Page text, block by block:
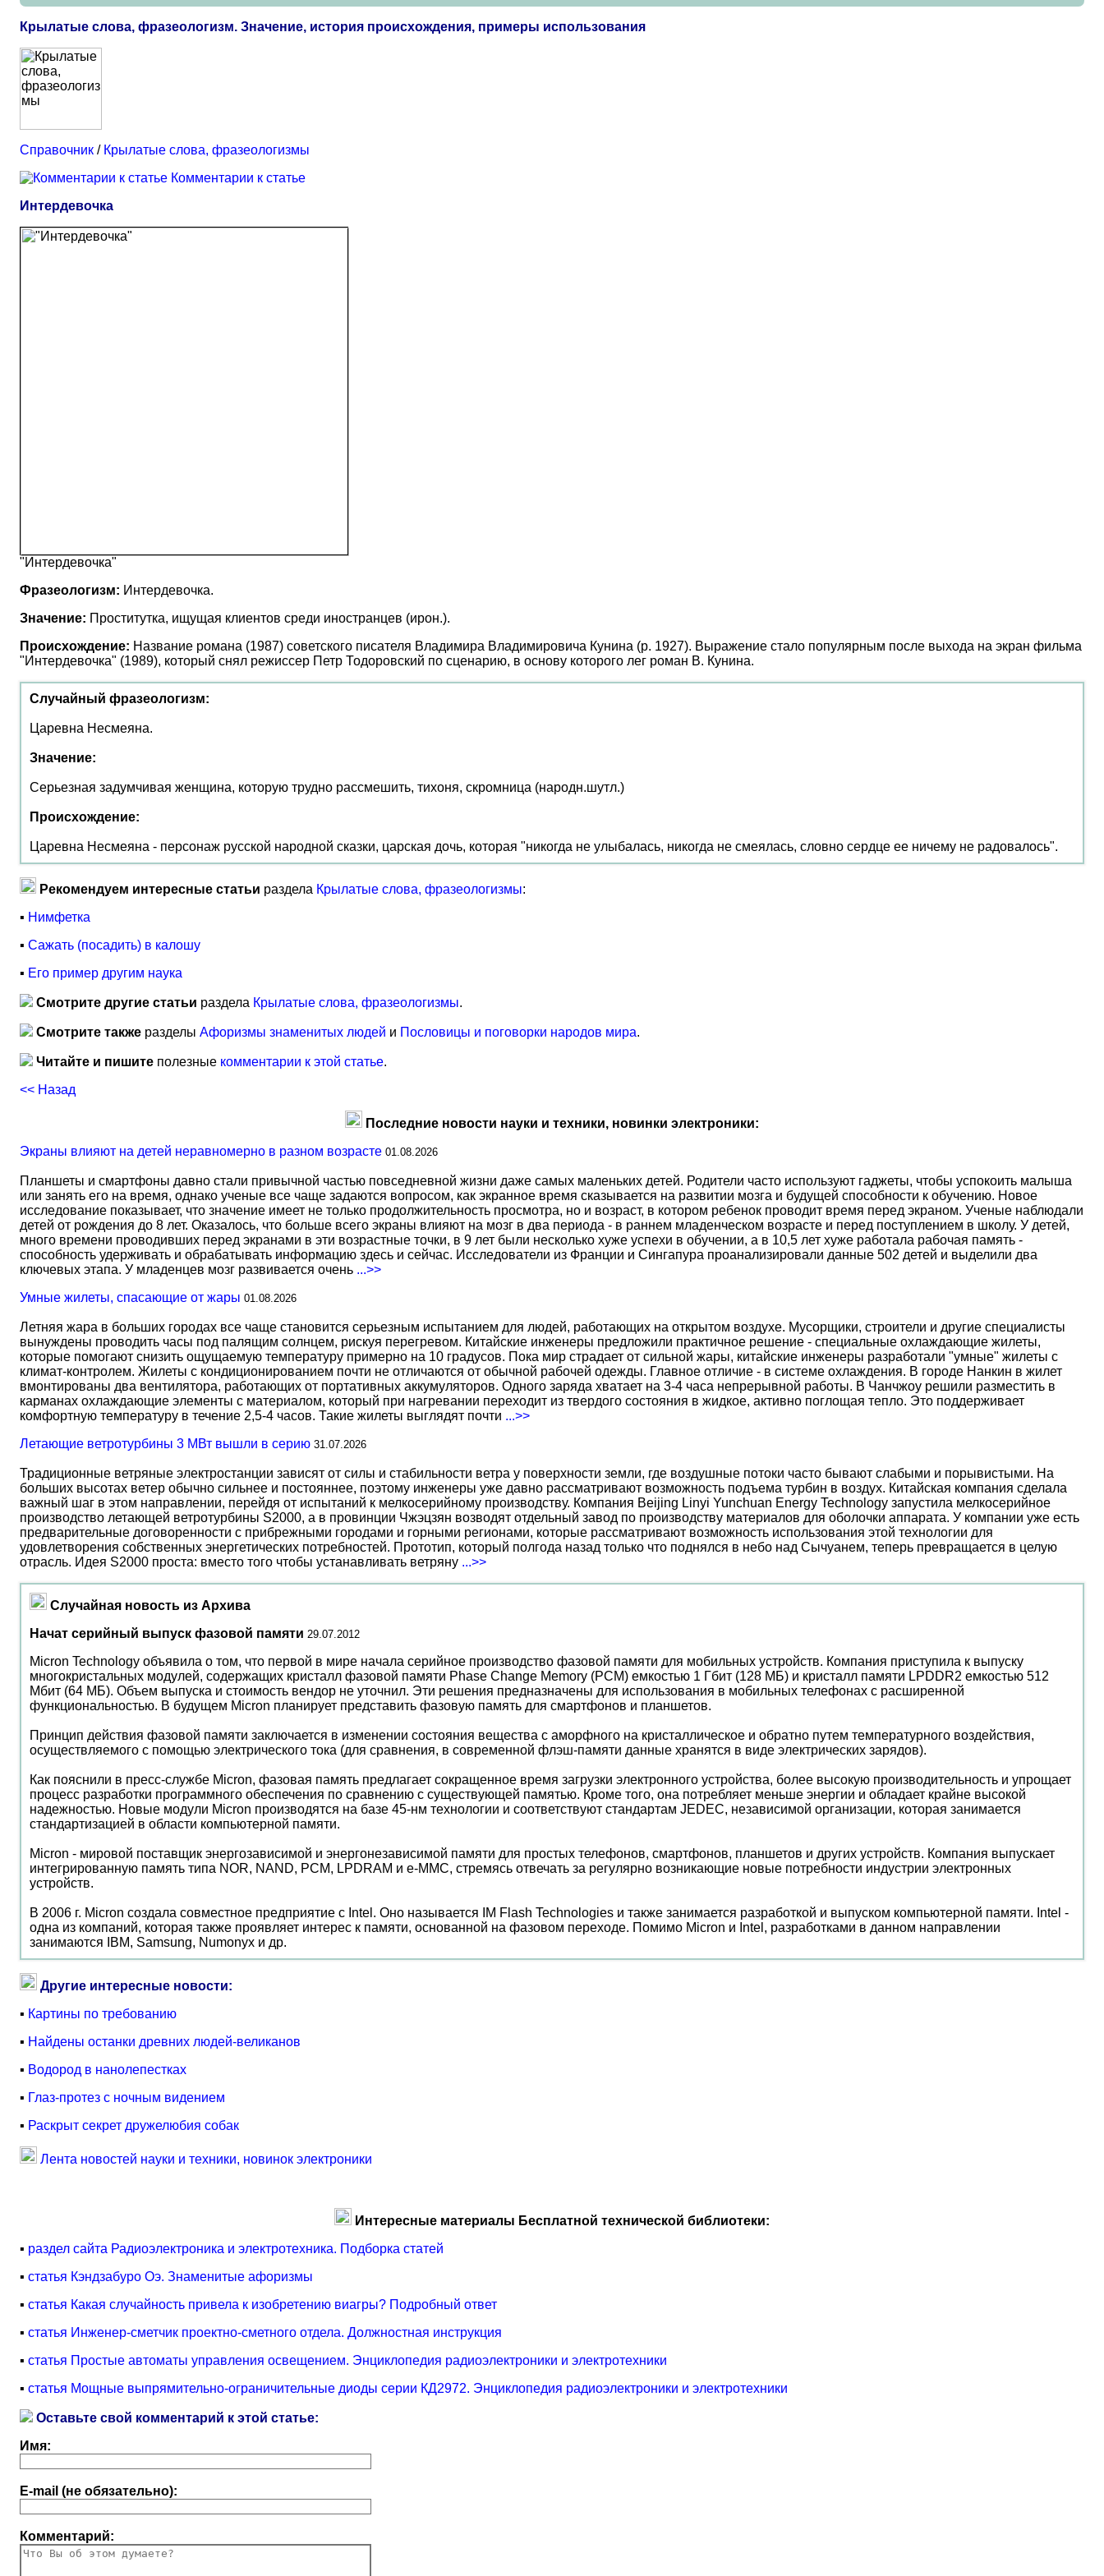
Крылатые слова, фразеологизм. Значение, история происхождения, примеры использования
Справочник / Крылатые слова, фразеологизмы
Комментарии к статье
Интердевочка
"Интердевочка"
Фразеологизм: Интердевочка.
Значение: Проститутка, ищущая клиентов среди иностранцев (ирон.).
Происхождение: Название романа (1987) советского писателя Владимира Владимировича Кунина (р. 1927). Выражение стало популярным после выхода на экран фильма
"Интердевочка" (1989), который снял режиссер Петр Тодоровский по сценарию, в основу которого лег роман В. Кунина.
Случайный фразеологизм:
Царевна Несмеяна.
Значение:
Серьезная задумчивая женщина, которую трудно рассмешить, тихоня, скромница (народн.шутл.)
Происхождение:
Царевна Несмеяна - персонаж русской народной сказки, царская дочь, которая "никогда не улыбалась, никогда не смеялась, словно сердце ее ничему не радовалось".
Рекомендуем интересные статьи раздела Крылатые слова, фразеологизмы:
▪ Нимфетка
▪ Сажать (посадить) в калошу
▪ Его пример другим наука
Смотрите другие статьи раздела Крылатые слова, фразеологизмы.
Смотрите также разделы Афоризмы знаменитых людей и Пословицы и поговорки народов мира.
Читайте и пишите полезные комментарии к этой статье.
<< Назад
Последние новости науки и техники, новинки электроники:
Экраны влияют на детей неравномерно в разном возрасте 01.08.2026
Планшеты и смартфоны давно стали привычной частью повседневной жизни даже самых маленьких детей. Родители часто используют гаджеты, чтобы успокоить малыша
или занять его на время, однако ученые все чаще задаются вопросом, как экранное время сказывается на развитии мозга и будущей способности к обучению. Новое
исследование показывает, что значение имеет не только продолжительность просмотра, но и возраст, в котором ребенок проводит время перед экраном. Ученые наблюдали
детей от рождения до 8 лет. Оказалось, что больше всего экраны влияют на мозг в два периода - в раннем младенческом возрасте и перед поступлением в школу. У детей,
много времени проводивших перед экранами в эти возрастные точки, в 9 лет были несколько хуже успехи в обучении, а в 10,5 лет хуже работала рабочая память -
способность удерживать и обрабатывать информацию здесь и сейчас. Исследователи из Франции и Сингапура проанализировали данные 502 детей и выделили два
ключевых этапа. У младенцев мозг развивается очень ...>>
Умные жилеты, спасающие от жары 01.08.2026
Летняя жара в больших городах все чаще становится серьезным испытанием для людей, работающих на открытом воздухе. Мусорщики, строители и другие специалисты
вынуждены проводить часы под палящим солнцем, рискуя перегревом. Китайские инженеры предложили практичное решение - специальные охлаждающие жилеты,
которые помогают снизить ощущаемую температуру примерно на 10 градусов. Пока мир страдает от сильной жары, китайские инженеры разработали "умные" жилеты с
климат-контролем. Жилеты с кондиционированием почти не отличаются от обычной рабочей одежды. Главное отличие - в системе охлаждения. В городе Нанкин в жилет
вмонтированы два вентилятора, работающих от портативных аккумуляторов. Одного заряда хватает на 3-4 часа непрерывной работы. В Чанчжоу решили разместить в
карманах охлаждающие элементы с материалом, который при нагревании переходит из твердого состояния в жидкое, активно поглощая тепло. Это поддерживает
комфортную температуру в течение 2,5-4 часов. Такие жилеты выглядят почти ...>>
Летающие ветротурбины 3 МВт вышли в серию 31.07.2026
Традиционные ветряные электростанции зависят от силы и стабильности ветра у поверхности земли, где воздушные потоки часто бывают слабыми и порывистыми. На
больших высотах ветер обычно сильнее и постояннее, поэтому инженеры уже давно рассматривают возможность подъема турбин в воздух. Китайская компания сделала
важный шаг в этом направлении, перейдя от испытаний к мелкосерийному производству. Компания Beijing Linyi Yunchuan Energy Technology запустила мелкосерийное
производство летающей ветротурбины S2000, а в провинции Чжэцзян возводят отдельный завод по производству материалов для оболочки аппарата. У компании уже есть
предварительные договоренности с прибрежными городами и горными регионами, которые рассматривают возможность использования этой технологии для
удовлетворения собственных энергетических потребностей. Прототип, который полгода назад только что поднялся в небо над Сычуанем, теперь превращается в целую
отрасль. Идея S2000 проста: вместо того чтобы устанавливать ветряну ...>>
Случайная новость из Архива
Начат серийный выпуск фазовой памяти 29.07.2012
Micron Technology объявила о том, что первой в мире начала серийное производство фазовой памяти для мобильных устройств. Компания приступила к выпуску
многокристальных модулей, содержащих кристалл фазовой памяти Phase Change Memory (PCM) емкостью 1 Гбит (128 МБ) и кристалл памяти LPDDR2 емкостью 512
Мбит (64 МБ). Объем выпуска и стоимость вендор не уточнил. Эти решения предназначены для использования в мобильных телефонах с расширенной
функциональностью. В будущем Micron планирует представить фазовую память для смартфонов и планшетов.
Принцип действия фазовой памяти заключается в изменении состояния вещества с аморфного на кристаллическое и обратно путем температурного воздействия,
осуществляемого с помощью электрического тока (для сравнения, в современной флэш-памяти данные хранятся в виде электрических зарядов).
Как пояснили в пресс-службе Micron, фазовая память предлагает сокращенное время загрузки электронного устройства, более высокую производительность и упрощает
процесс разработки программного обеспечения по сравнению с существующей памятью. Кроме того, она потребляет меньше энергии и обладает крайне высокой
надежностью. Новые модули Micron производятся на базе 45-нм технологии и соответствуют стандартам JEDEC, независимой организации, которая занимается
стандартизацией в области компьютерной памяти.
Micron - мировой поставщик энергозависимой и энергонезависимой памяти для простых телефонов, смартфонов, планшетов и других устройств. Компания выпускает
интегрированную память типа NOR, NAND, PCM, LPDRAM и e-MMC, стремясь отвечать за регулярно возникающие новые потребности индустрии электронных
устройств.
В 2006 г. Micron создала совместное предприятие с Intel. Оно называется IM Flash Technologies и также занимается разработкой и выпуском компьютерной памяти. Intel -
одна из компаний, которая также проявляет интерес к памяти, основанной на фазовом переходе. Помимо Micron и Intel, разработками в данном направлении
занимаются IBM, Samsung, Numonyx и др.
Другие интересные новости:
▪ Картины по требованию
▪ Найдены останки древних людей-великанов
▪ Водород в нанолепестках
▪ Глаз-протез с ночным видением
▪ Раскрыт секрет дружелюбия собак
Лента новостей науки и техники, новинок электроники
Интересные материалы Бесплатной технической библиотеки:
▪ раздел сайта Радиоэлектроника и электротехника. Подборка статей
▪ статья Кэндзабуро Оэ. Знаменитые афоризмы
▪ статья Какая случайность привела к изобретению виагры? Подробный ответ
▪ статья Инженер-сметчик проектно-сметного отдела. Должностная инструкция
▪ статья Простые автоматы управления освещением. Энциклопедия радиоэлектроники и электротехники
▪ статья Мощные выпрямительно-ограничительные диоды серии КД2972. Энциклопедия радиоэлектроники и электротехники
Оставьте свой комментарий к этой статье:
Имя:
E-mail (не обязательно):
Комментарий: